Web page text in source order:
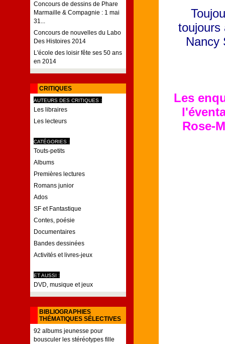
Concours de dessins de Phare
Marmaille & Compagnie : 1 mai
31...
Concours de nouvelles du Labo
Des Histoires 2014
L'école des loisir fête ses 50 ans
en 2014
CRITIQUES
AUTEURS DES CRITIQUES :
Les libraires
Les lecteurs
CATÉGORIES :
Touts-petits
Albums
Premières lectures
Romans junior
Ados
SF et Fantastique
Contes, poésie
Documentaires
Bandes dessinées
Activités et livres-jeux
ET AUSSI :
DVD, musique et jeux
BIBLIOGRAPHIES
THÉMATIQUES SÉLECTIVES
92 albums jeunesse pour
bousculer les stéréotypes fille
toujours
Nancy
Les
Rose-